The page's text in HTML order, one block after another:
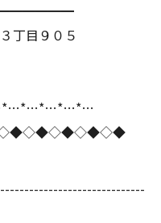
丁目９０５